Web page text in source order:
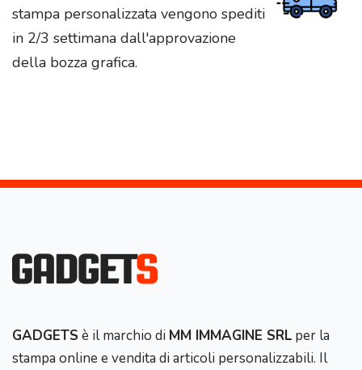
stampa personalizzata vengono spediti
in 2/3 settimana dall'approvazione
della bozza grafica.
GADGETS è il marchio di MM IMMAGINE SRL per la
stampa online e vendita di articoli personalizzabili. Il